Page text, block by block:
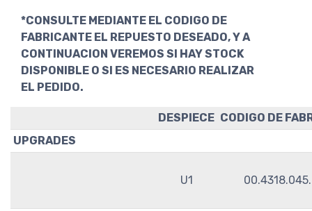
*CONSULTE MEDIANTE EL CODIGO DE
FABRICANTE EL REPUESTO DESEADO, Y A
CONTINUACION VEREMOS SI HAY STOCK
DISPONIBLE O SI ES NECESARIO REALIZAR
EL PEDIDO.
DESPIECE CODIGO DE
UPGRADES
U1